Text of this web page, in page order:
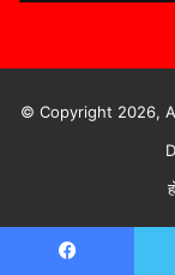
© Copyright 2026,